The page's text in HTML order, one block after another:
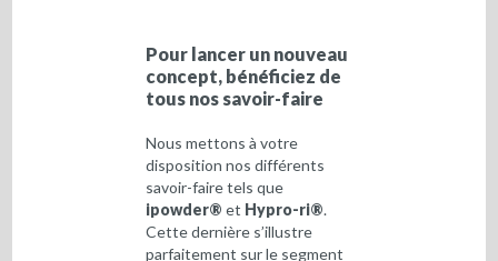
Pour lancer un nouveau
concept, bénéficiez de
tous nos savoir-faire
Nous mettons à votre
disposition nos différents
savoir-faire tels que
ipowder® et Hypro-ri®.
Cette dernière s’illustre
parfaitement sur le segment